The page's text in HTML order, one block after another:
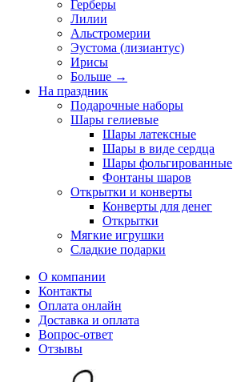
Герберы
Лилии
Альстромерии
Эустома (лизиантус)
Ирисы
Больше →
На праздник
Подарочные наборы
Шары гелиевые
Шары латексные
Шары в виде сердца
Шары фольгированные
Фонтаны шаров
Открытки и конверты
Конверты для денег
Открытки
Мягкие игрушки
Сладкие подарки
О компании
Контакты
Оплата онлайн
Доставка и оплата
Вопрос-ответ
Отзывы